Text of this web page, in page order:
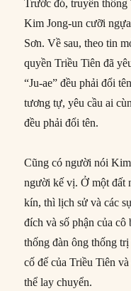
Trước đó, truyền
Kim Jong-un cưỡi
Sơn. Về sau, theo tin
quyền Triều Tiên đã
“Ju-ae” đều phải đổi
tương tự, yêu cầu ai
đều phải đổi tên.
Cũng có người nói
người kế vị. Ở một đất
kín, thì lịch sử và các
đích và số phận của
thống đàn ông thống
cố đế của Triều Tiên
thể lay chuyển.